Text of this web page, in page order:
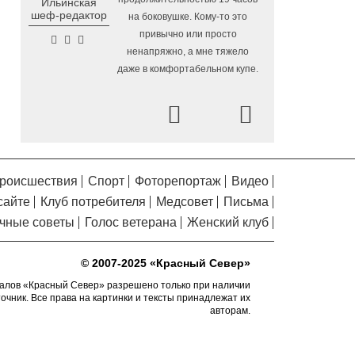
в Вологодской области
Завершается ремонт
автодороги Усть-Алексеево –
Мякинницыно в Великоустюгском округе
первое место в бюллетене на выборах в
открылся в заречной части Вологды
5.08.2026 17:17 В Вологде завершены
работы по благоустройству на 18
дворовых территориях
5.08.2026 16:50 Осановская роща в
Вологде стала современным парком с
5.08.2026 16:41 Почти 13,5 тысячи человек
пострадали от клещей в Вологодской
шеф-редактор
на боковушке. Кому-то это
привычно или просто
ненапряжно, а мне тяжело
даже в комфортабельном купе.
Спорт Фоторепортаж
Видео
Клуб потребителя Медсовет
Письма
советы
Голос ветерана Женский клуб
© 2007-2025 «Красный Север»
«Красный Север» разрешено только при наличии
Все права на картинки и тексты принадлежат их
авторам.